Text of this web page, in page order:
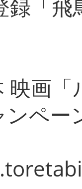
録「
映画
ンペー